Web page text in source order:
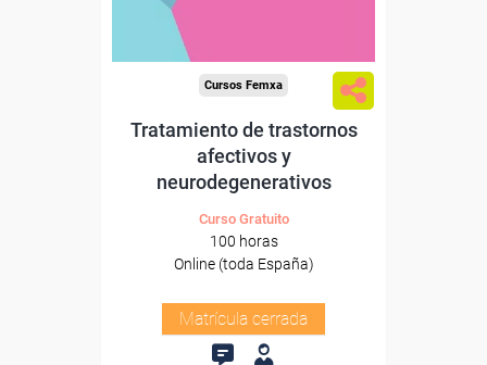
Cursos Femxa
Tratamiento de trastornos
afectivos y
neurodegenerativos
Curso Gratuito
100 horas
Online (toda España)
Matrícula cerrada